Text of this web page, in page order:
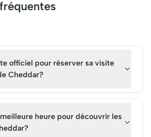
et objets
de
incontournable pour
officiel pour réserver sa visite
Cheddar?
heure pour découvrir les